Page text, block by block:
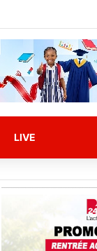
LIVE